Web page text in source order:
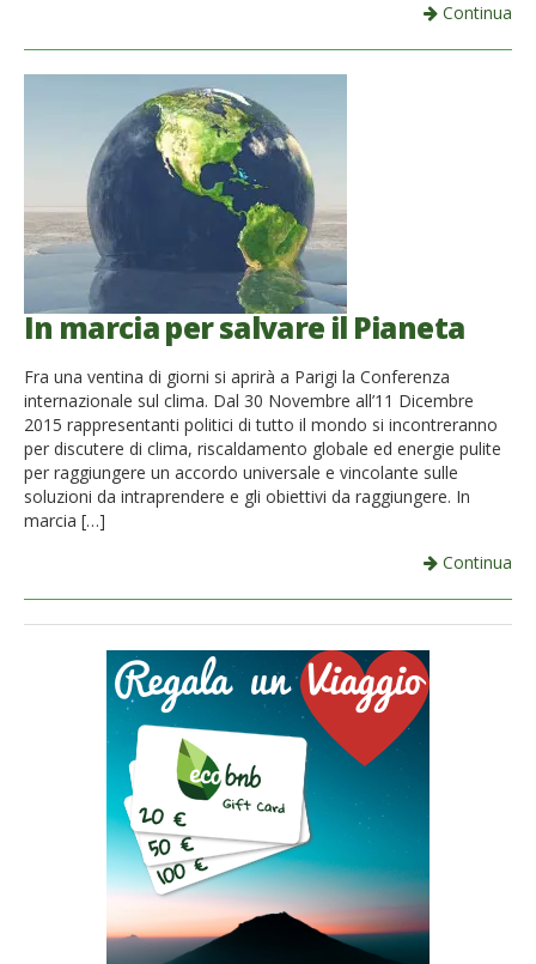
Continua
In marcia per salvare il Pianeta
Fra una ventina di giorni si aprirà a Parigi la Conferenza
internazionale sul clima. Dal 30 Novembre all’11 Dicembre
2015 rappresentanti politici di tutto il mondo si incontreranno
per discutere di clima, riscaldamento globale ed energie pulite
per raggiungere un accordo universale e vincolante sulle
soluzioni da intraprendere e gli obiettivi da raggiungere. In
marcia […]
Continua